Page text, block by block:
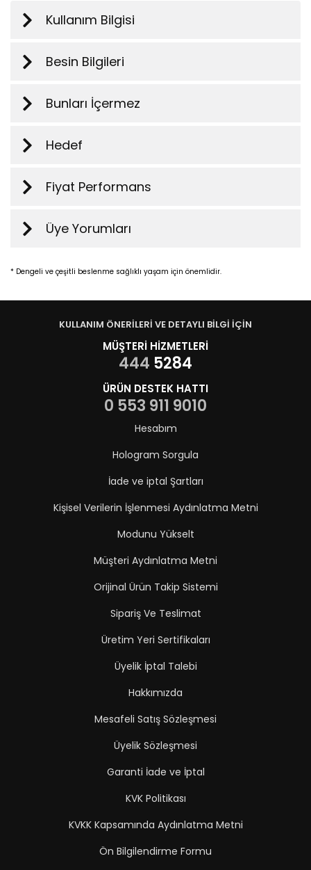
Kullanım Bilgisi
Besin Bilgileri
Bunları İçermez
Hedef
Fiyat Performans
Üye Yorumları
* Dengeli ve çeşitli beslenme sağlıklı yaşam için önemlidir.
KULLANIM ÖNERİLERİ VE DETAYLI BİLGİ İÇİN
MÜŞTERİ HİZMETLERİ
444 5284
ÜRÜN DESTEK HATTI
0 553 911 9010
Hesabım
Hologram Sorgula
İade ve iptal Şartları
Kişisel Verilerin İşlenmesi Aydınlatma Metni
Modunu Yükselt
Müşteri Aydınlatma Metni
Orijinal Ürün Takip Sistemi
Sipariş Ve Teslimat
Üretim Yeri Sertifikaları
Üyelik İptal Talebi
Hakkımızda
Mesafeli Satış Sözleşmesi
Üyelik Sözleşmesi
Garanti İade ve İptal
KVK Politikası
KVKK Kapsamında Aydınlatma Metni
Ön Bilgilendirme Formu